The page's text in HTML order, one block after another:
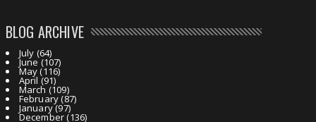
BLOG ARCHIVE
July (64)
June(107)
May(116)
April (91)
March (109)
February(87)
January(97)
December(136)